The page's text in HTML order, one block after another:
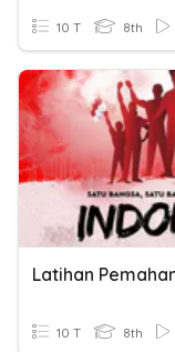
10 T 8th
10 T 8th